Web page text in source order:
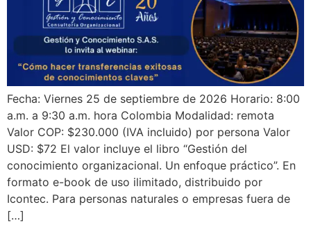
Fecha: Viernes 25 de septiembre de 2026 Horario: 8:00
a.m. a 9:30 a.m. hora Colombia Modalidad: remota
Valor COP: $230.000 (IVA incluido) por persona Valor
USD: $72 El valor incluye el libro “Gestión del
conocimiento organizacional. Un enfoque práctico”. En
formato e-book de uso ilimitado, distribuido por
Icontec. Para personas naturales o empresas fuera de
[…]